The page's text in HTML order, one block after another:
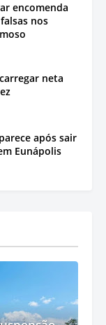
encomenda
nos
neta
após sair
Eunápolis